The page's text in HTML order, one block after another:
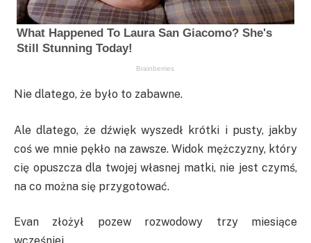
Nie dlatego, że było to zabawne.
Ale dlatego, że dźwięk wyszedł krótki i pusty, jakby
coś we mnie pękło na zawsze. Widok mężczyzny, który
cię opuszcza dla twojej własnej matki, nie jest czymś,
na co można się przygotować.
Evan złożył pozew rozwodowy trzy miesiące